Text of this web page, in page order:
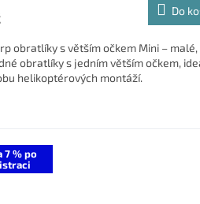
Do
obratlíky s větším očkem Mini – malé,
obratlíky s jedním větším očkem,
helikoptérových montáží.
7 % po